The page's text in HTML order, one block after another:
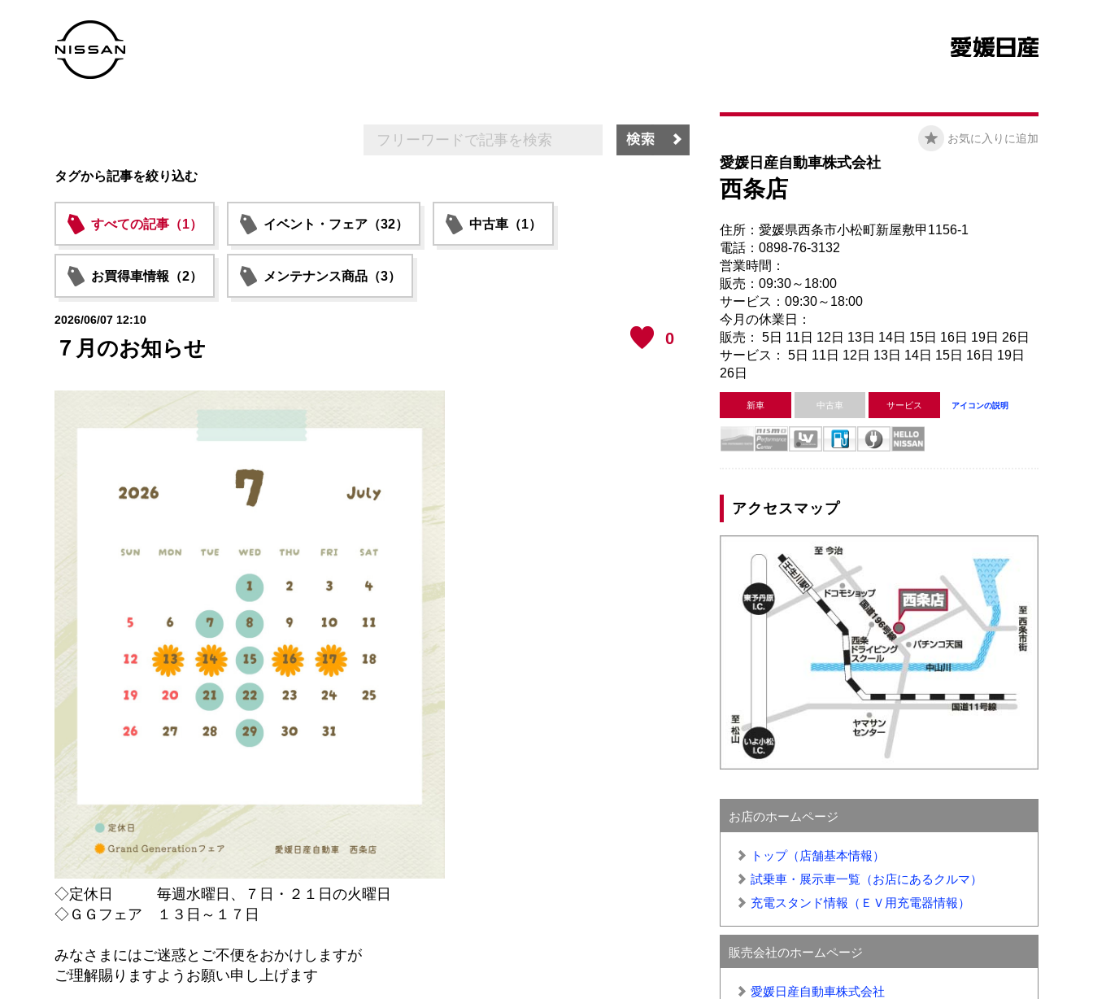
タグから記事を絞り込む
すべての記事（1） イベント・フェア（32） 中古車（1）
お買得車情報（2） メンテナンス商品（3）
0
2026/06/07 12:10
７月のお知らせ
◇定休日 毎週水曜日、７日・２１日の火曜日
◇ＧＧフェア １３日～１７日
みなさまにはご迷惑とご不便をおかけしますが
ご理解賜りますようお願い申し上げます
お気に入りに追加
愛媛日産自動車株式会社
西条店
住所：愛媛県西条市小松町新屋敷甲1156-1
電話：0898-76-3132
営業時間：
販売：09:30～18:00
サービス：09:30～18:00
今月の休業日：
販売： 5日 11日 12日 13日 14日 15日 16日 19日 26日
サービス： 5日 11日 12日 13日 14日 15日 16日 19日
26日
新車 中古車 サービス アイコンの説明
アクセスマップ
お店のホームページ
トップ（店舗基本情報）
試乗車・展示車一覧（お店にあるクルマ）
充電スタンド情報（ＥＶ用充電器情報）
販売会社のホームページ
愛媛日産自動車株式会社